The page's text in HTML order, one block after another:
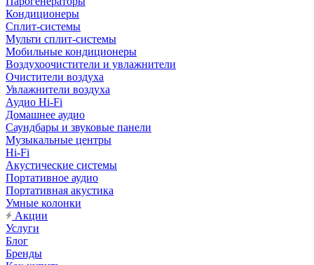
Кондиционеры
Сплит-системы
Мульти сплит-системы
Мобильные кондиционеры
Воздухоочистители и увлажнители
Очистители воздуха
Увлажнители воздуха
Аудио Hi-Fi
Домашнее аудио
Саундбары и звуковые панели
Музыкальные центры
Hi-Fi
Акустические системы
Портативное аудио
Портативная акустика
Умные колонки
Акции
Услуги
Блог
Бренды